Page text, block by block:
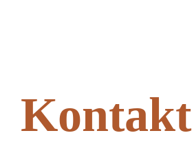
Kontakt